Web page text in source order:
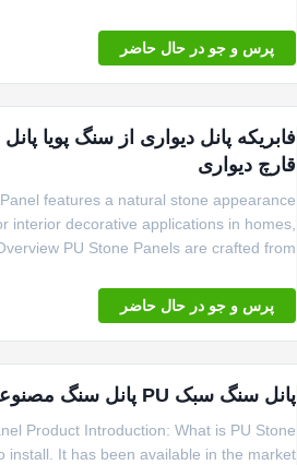
پرس و جو در حال حاضر
قارچ دیواری
features a natural stone appearance
interior decorative applications in homes,
PU Stone Panels are crafted from ...
پرس و جو در حال حاضر
پانل سنگ سبک PU پانل سنگ مصنوعی پلی اورتان 3D پانل دیوار
Product Introduction: What is PU Stone
install. It has been available in the market